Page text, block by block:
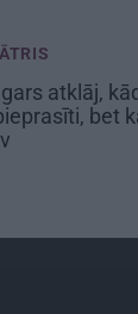
atklāj,
bet